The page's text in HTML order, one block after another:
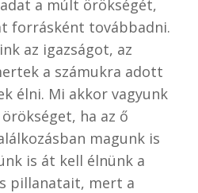
a múlt örökségét,
forrásként továbbadni.
az igazságot, az
a számukra adott
élni. Mi akkor vagyunk
ha az ő
magunk is
is át kell élnünk a
pillanatait, mert a